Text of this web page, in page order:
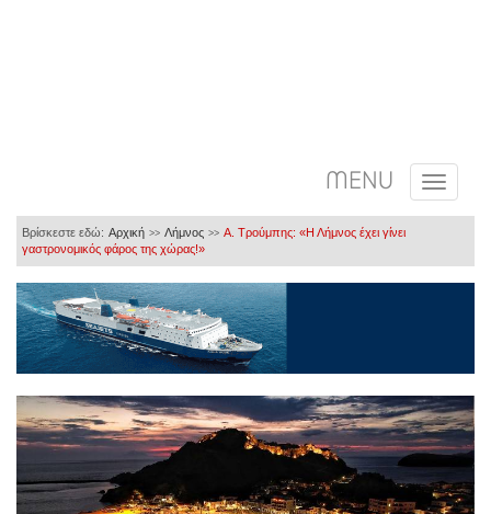
MENU
Βρίσκεστε εδώ: Αρχική >> Λήμνος >> Α. Τρούμπης: «Η Λήμνος έχει γίνει
γαστρονομικός φάρος της χώρας!»